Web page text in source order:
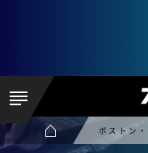
ボストン